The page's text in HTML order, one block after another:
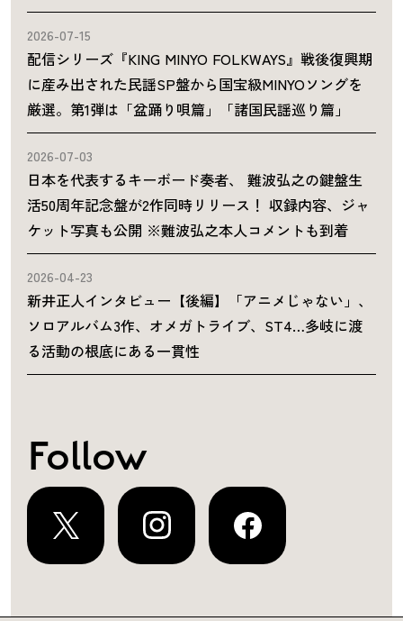
2026-07-15
配信シリーズ『KING MINYO FOLKWAYS』戦後復興期
に産み出された民謡SP盤から国宝級MINYOソングを
厳選。第1弾は「盆踊り唄篇」「諸国民謡巡り篇」
2026-07-03
日本を代表するキーボード奏者、 難波弘之の鍵盤生
活50周年記念盤が2作同時リリース！ 収録内容、ジャ
ケット写真も公開 ※難波弘之本人コメントも到着
2026-04-23
新井正人インタビュー【後編】「アニメじゃない」、
ソロアルバム3作、オメガトライブ、ST4…多岐に渡
る活動の根底にある一貫性
Follow